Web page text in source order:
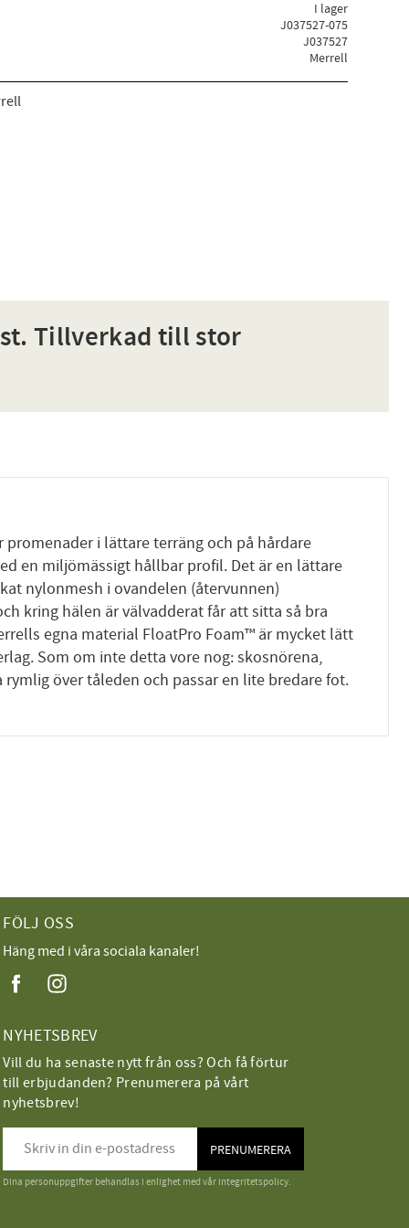
I lager
J037527-075
J037527
Merrell
Tillverkad till stor
i lättare terräng och på hårdare
en miljömässigt hållbar profil. Det är en lättare
nylonmesh i ovandelen (återvunnen)
kring hälen är välvadderat får att sitta så bra
egna material FloatPro Foam™ är mycket lätt
Som om inte detta vore nog: skosnörena,
över tåleden och passar en lite bredare fot.
FÖLJ OSS
Häng med i våra sociala kanaler!
NYHETSBREV
Vill du ha senaste nytt från oss? Och få förtur
till erbjudanden? Prenumerera på vårt
nyhetsbrev!
PRENUMERERA
Dina personuppgifter behandlas i enlighet med vår integritetspolicy.